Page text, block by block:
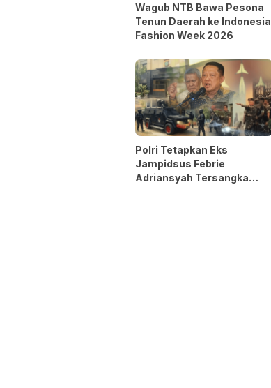
Wagub NTB Bawa Pesona
Tenun Daerah ke Indonesia
Fashion Week 2026
Polri Tetapkan Eks
Jampidsus Febrie
Adriansyah Tersangka